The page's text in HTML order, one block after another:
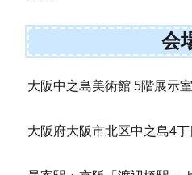
会
大阪中之島美術館 5階展示室
大阪府大阪市北区中之島4丁